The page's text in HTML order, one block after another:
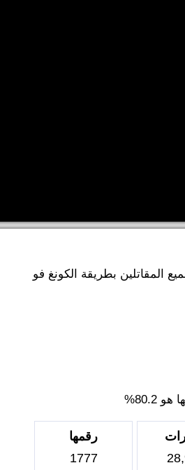
المقاتلين بطريقة الكونغ فو
رقمها
1777